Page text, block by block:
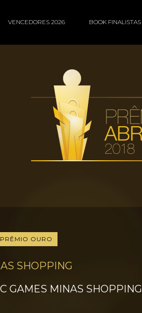
VENCEDORES 2026 BOOK FINALISTAS
PRÊMIO OURO
SHOPPING
GAMES MINAS SHOPPING